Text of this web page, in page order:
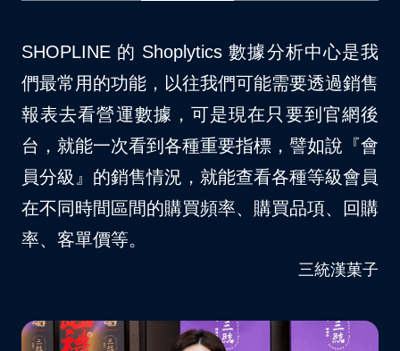
我們原先是採用其他的第三方金流，在使用上
時常碰到一些問題，後來因為開通了
SHOPLINE Payments 以後，對於消費者結
帳等方面確實更順暢許多。自從我們品牌導入
SHOPLINE Payments 以後，大約節省了 10
– 15% 的人力資源消耗。